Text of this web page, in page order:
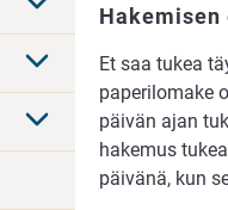
Et saa tukea
paperilomake
päivän ajan
hakemus
päivänä, kun